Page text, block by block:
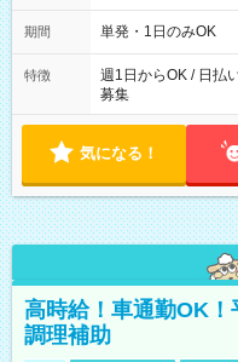
勤務 勤務：月・水・金 休み
可能です！ ※1日あたりの最大実働時間は日勤、夜勤共に勤務し
期間 単発・1日のみOK
特徴
週1日からOK / 日払
募集
気になる！
高時給！車通勤OK！
調理補助